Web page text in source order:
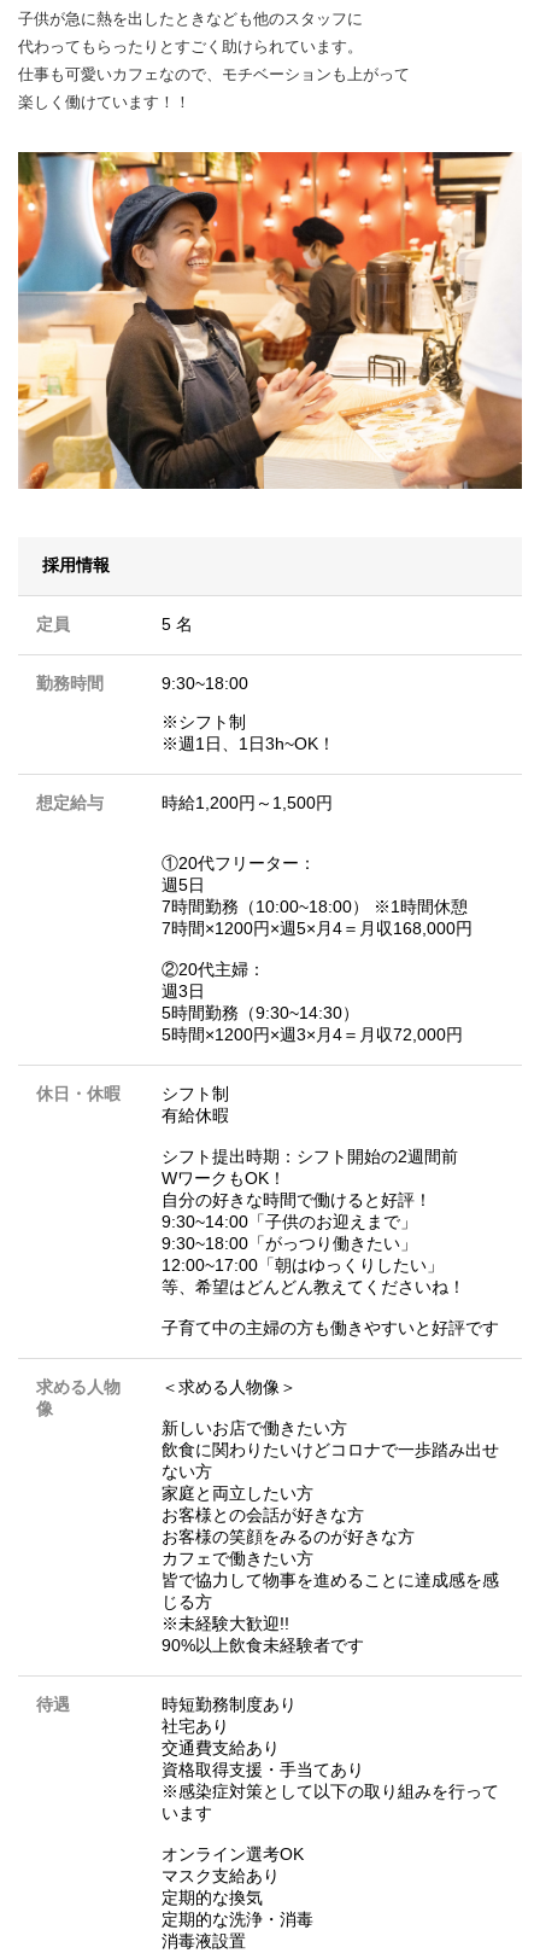
子供が急に熱を出したときなども他のスタッフに
代わってもらったりとすごく助けられています。
仕事も可愛いカフェなので、モチベーションも上がって
楽しく働けています！！
採用情報
定員 5 名
勤務時間
9:30~18:00
※シフト制
※週1日、1日3h~OK！
想定給与 時給1,200円～1,500円
①20代フリーター：
週5日
7時間勤務（10:00~18:00） ※1時間休憩
7時間×1200円×週5×月4＝月収168,000円
②20代主婦：
週3日
5時間勤務（9:30~14:30）
5時間×1200円×週3×月4＝月収72,000円
休日・休暇
シフト制
有給休暇
シフト提出時期：シフト開始の2週間前
WワークもOK！
自分の好きな時間で働けると好評！
9:30~14:00「子供のお迎えまで」
9:30~18:00「がっつり働きたい」
12:00~17:00「朝はゆっくりしたい」
等、希望はどんどん教えてくださいね！
子育て中の主婦の方も働きやすいと好評です
求める人物
像
＜求める人物像＞
新しいお店で働きたい方
飲食に関わりたいけどコロナで一歩踏み出せ
ない方
家庭と両立したい方
お客様との会話が好きな方
お客様の笑顔をみるのが好きな方
カフェで働きたい方
皆で協力して物事を進めることに達成感を感
じる方
※未経験大歓迎!!
90%以上飲食未経験者です
待遇
時短勤務制度あり
社宅あり
交通費支給あり
資格取得支援・手当てあり
※感染症対策として以下の取り組みを行って
います
オンライン選考OK
マスク支給あり
定期的な換気
定期的な洗浄・消毒
消毒液設置